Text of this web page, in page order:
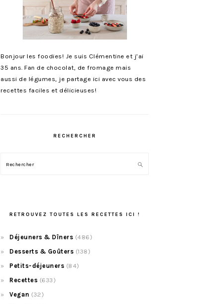
Bonjour les foodies! Je suis Clémentine et j’ai
35 ans. Fan de chocolat, de fromage mais
aussi de légumes, je partage ici avec vous des
recettes faciles et délicieuses!
RECHERCHER
Rechercher
RETROUVEZ TOUTES LES RECETTES ICI !
Déjeuners & Dîners (486)
Desserts & Goûters (138)
Petits-déjeuners (84)
Recettes (633)
Vegan (32)